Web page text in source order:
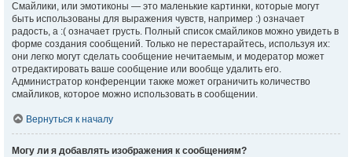
Смайлики, или эмотиконы — это маленькие картинки, которые могут
быть использованы для выражения чувств, например :) означает
радость, а :( означает грусть. Полный список смайликов можно увидеть в
форме создания сообщений. Только не перестарайтесь, используя их:
они легко могут сделать сообщение нечитаемым, и модератор может
отредактировать ваше сообщение или вообще удалить его.
Администратор конференции также может ограничить количество
смайликов, которое можно использовать в сообщении.
Вернуться к началу
Могу ли я добавлять изображения к сообщениям?